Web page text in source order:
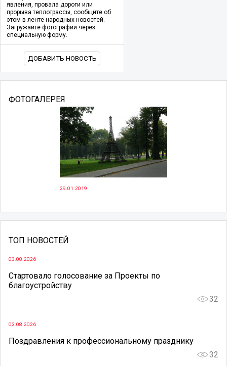
явления, провала дороги или
прорыва теплотрассы, сообщите об
этом в ленте народных новостей.
Загружайте фотографии через
специальную форму.
ДОБАВИТЬ НОВОСТЬ
ФОТОГАЛЕРЕЯ
29.01.2019
ТОП НОВОСТЕЙ
03.08.2026
Стартовало голосование за Проекты по
благоустройству
32
03.08.2026
Поздравления к профессиональному празднику
32